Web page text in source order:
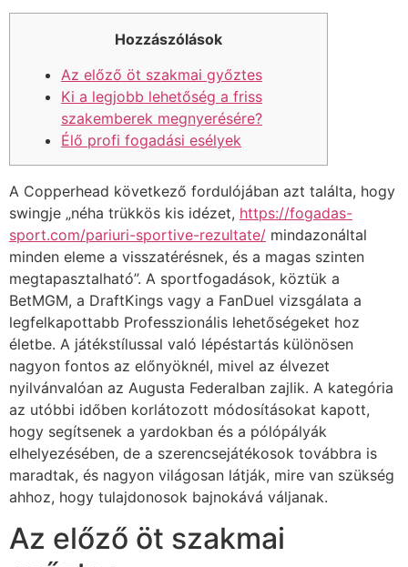
Hozzászólások
Az előző öt szakmai győztes
Ki a legjobb lehetőség a friss
szakemberek megnyerésére?
Élő profi fogadási esélyek
A Copperhead következő fordulójában azt találta, hogy
swingje „néha trükkös kis idézet, https://fogadas-
sport.com/pariuri-sportive-rezultate/ mindazonáltal
minden eleme a visszatérésnek, és a magas szinten
megtapasztalható”. A sportfogadások, köztük a
BetMGM, a DraftKings vagy a FanDuel vizsgálata a
legfelkapottabb Professzionális lehetőségeket hoz
életbe. A játékstílussal való lépéstartás különösen
nagyon fontos az előnyöknél, mivel az élvezet
nyilvánvalóan az Augusta Federalban zajlik. A kategória
az utóbbi időben korlátozott módosításokat kapott,
hogy segítsenek a yardokban és a pólópályák
elhelyezésében, de a szerencsejátékosok továbbra is
maradtak, és nagyon világosan látják, mire van szükség
ahhoz, hogy tulajdonosok bajnokává váljanak.
Az előző öt szakmai